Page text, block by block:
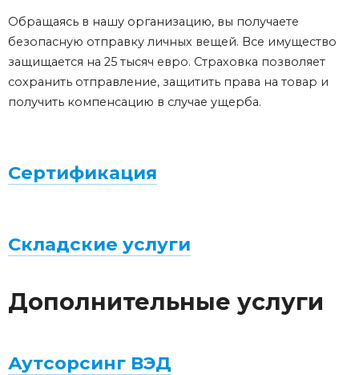
Обращаясь в нашу организацию, вы получаете
безопасную отправку личных вещей. Все имущество
защищается на 25 тысяч евро. Страховка позволяет
сохранить отправление, защитить права на товар и
получить компенсацию в случае ущерба.
Сертификация
Складские услуги
Дополнительные услуги
Аутсорсинг ВЭД